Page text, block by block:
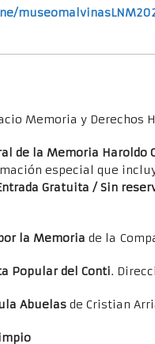
Memoria y Derechos
de la Memoria Haroldo
especial que
Gratuita / Sin
la Memoria de la
Popular del Conti.
Abuelas de Cristian